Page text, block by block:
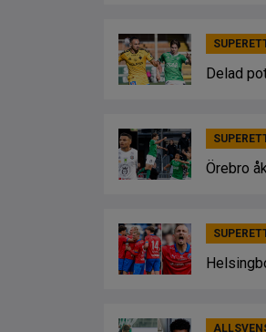
Delad
Örebro